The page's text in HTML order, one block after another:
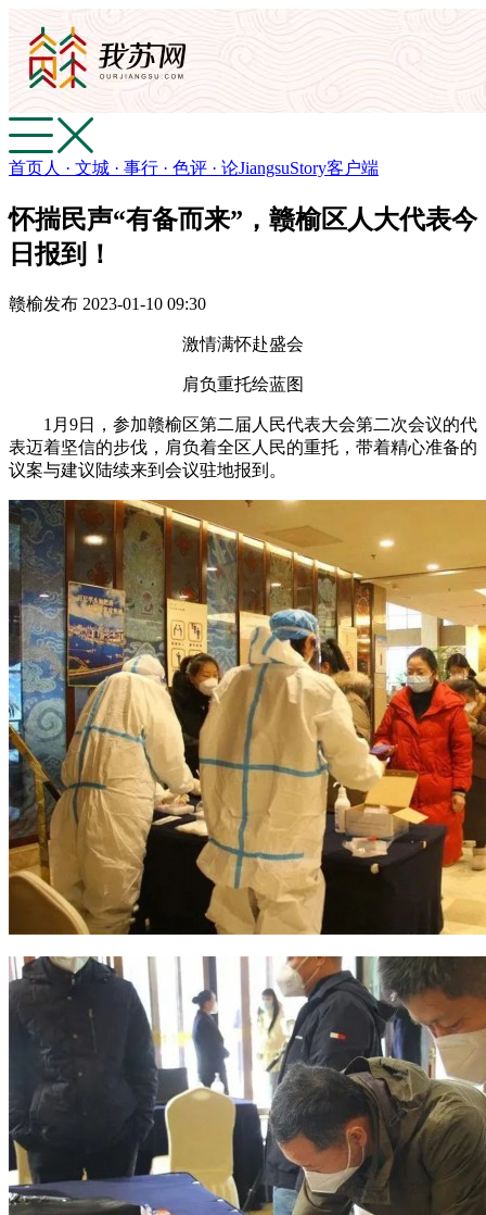
首页人 · 文城 · 事行 · 色评 · 论JiangsuStory客户端
怀揣民声“有备而来”，赣榆区人大代表今
日报到！
赣榆发布 2023-01-10 09:30
激情满怀赴盛会
肩负重托绘蓝图
1月9日，参加赣榆区第二届人民代表大会第二次会议的代
表迈着坚信的步伐，肩负着全区人民的重托，带着精心准备的
议案与建议陆续来到会议驻地报到。